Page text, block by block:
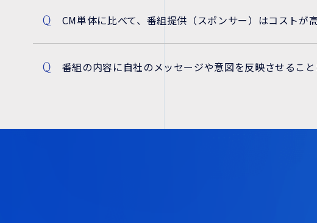
Q CM単体に比べて、番組提供（スポンサー）はコストが
Q 番組の内容に自社のメッセージや意図を反映させるこ